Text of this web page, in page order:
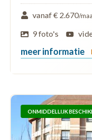
vanaf € 2.670/
9 foto's
meer informatie
ONMIDDELLIJK